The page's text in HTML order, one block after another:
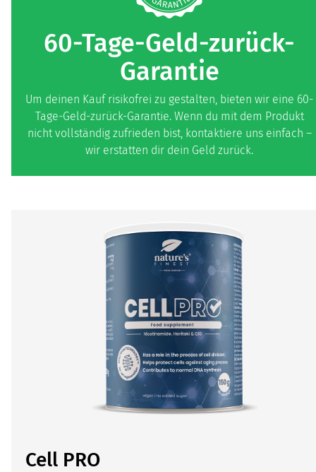
60-Tage-Geld-zurück-
Garantie
Um deinen Kauf risikofrei zu gestalten, bieten wir eine 60-
Tage-Geld-zurück-Garantie. Wenn du mit dem Produkt
nicht vollständig zufrieden bist, kontaktiere uns einfach –
wir erstatten dir dein Geld zurück.
Cell PRO